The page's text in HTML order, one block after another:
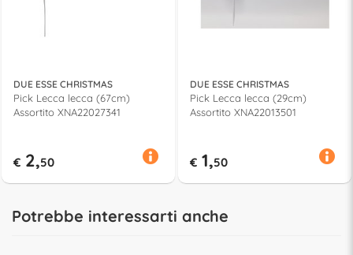
DUE ESSE CHRISTMAS
Pick Lecca lecca (67cm)
Assortito XNA22027341
€ 2,50
DUE ESSE CHRISTMAS
Pick Lecca lecca (29cm)
Assortito XNA22013501
€ 1,50
Potrebbe interessarti anche